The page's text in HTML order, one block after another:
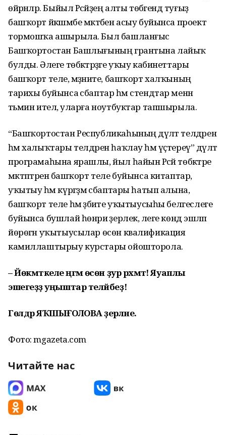
өйрәнәләр. Быйыл Рәсәйҙең алты төбәгендә туғыҙ
башҡорт йәкшәмбе мәктәбен асыу буйынса проект
тормошҡа ашырыла. Был башланғыс
Башҡортостан Башлығының грантына лайыҡ
булды. Әлеге төбәктәрҙәге уҡыу кабинеттары
башҡорт теле, мәҙәниәте, башҡорт халҡының
тарихы буйынса әсбаптар һәм стендтар менән
тәьмин ителә, уларға ноутбуктар тапшырыла.
“Башҡортостан Республикаһының дәүләт телдәрен
һәм халыҡтары телдәрен һаҡлау һәм үҫтереү” дәүләт
програмаһына ярашлы, йыл һайын Рәсәй төбәктәре
мәктәптәренә башҡорт теле буйынса китаптар,
уҡытыу һәм күргәҙмә әсбаптары һатып алына,
башҡорт теле һәм әҙәбиәте уҡытыусыһы белгеслеге
буйынса бушлай һөнәри әҙерлек, әлеге көндә эшләп
йөрөгән уҡытыусылар өсөн квалификация
камиллаштырыу курстары ойошторола.
– Йөкмәткеле әңгәмә өсөн ҙур рәхмәт! Яуаплы
эшегеҙҙә уңыштар теләйбеҙ!
Гөлдәр ЯҠШЫҒОЛОВА әҙерләне.
Фото: mgazeta.com
Читайте нас